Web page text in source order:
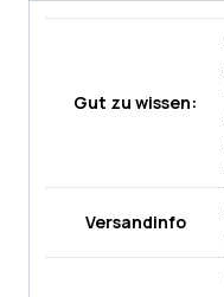
Gut zu wissen:
Versandinfo